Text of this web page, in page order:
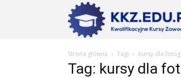
Strona główna Tagi Kursy dla
Tag: kursy dla